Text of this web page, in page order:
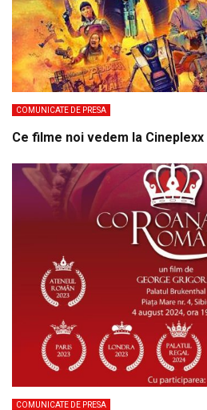
COMUNICATE DE PRESA
Ce filme noi vedem la
COMUNICATE DE PRESA